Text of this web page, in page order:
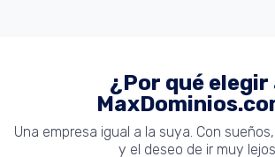
¿Por qué elegir
Una empresa igual a la suya. Con
y el deseo de ir muy